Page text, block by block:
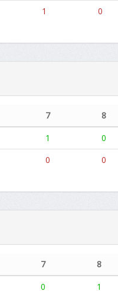
1 0
7 8
1 0
0 0
7 8
0 1